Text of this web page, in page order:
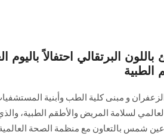
البرتقالي احتفالاً باليوم
الطبية
و مبنى كلية الطب وأبنية
العالمي لسلامة المريض والأطقم الطبية،
شمس بالتعاون مع منظمة الصحة